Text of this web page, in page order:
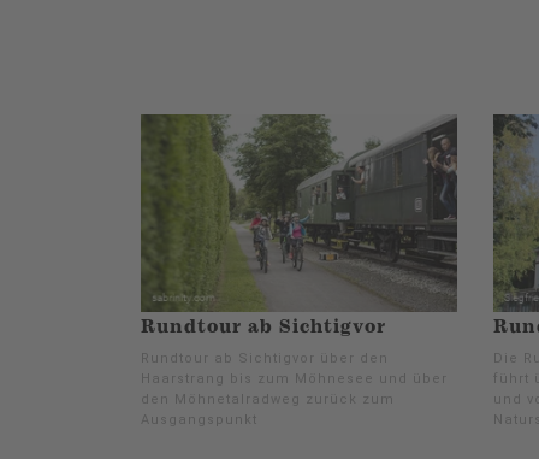
Rundtour ab Sichtigvor
Rundtour ab Sichtigvor über den
Haarstrang bis zum Möhnesee und über
den Möhnetalradweg zurück zum
Ausgangspunkt
Die
führt
und